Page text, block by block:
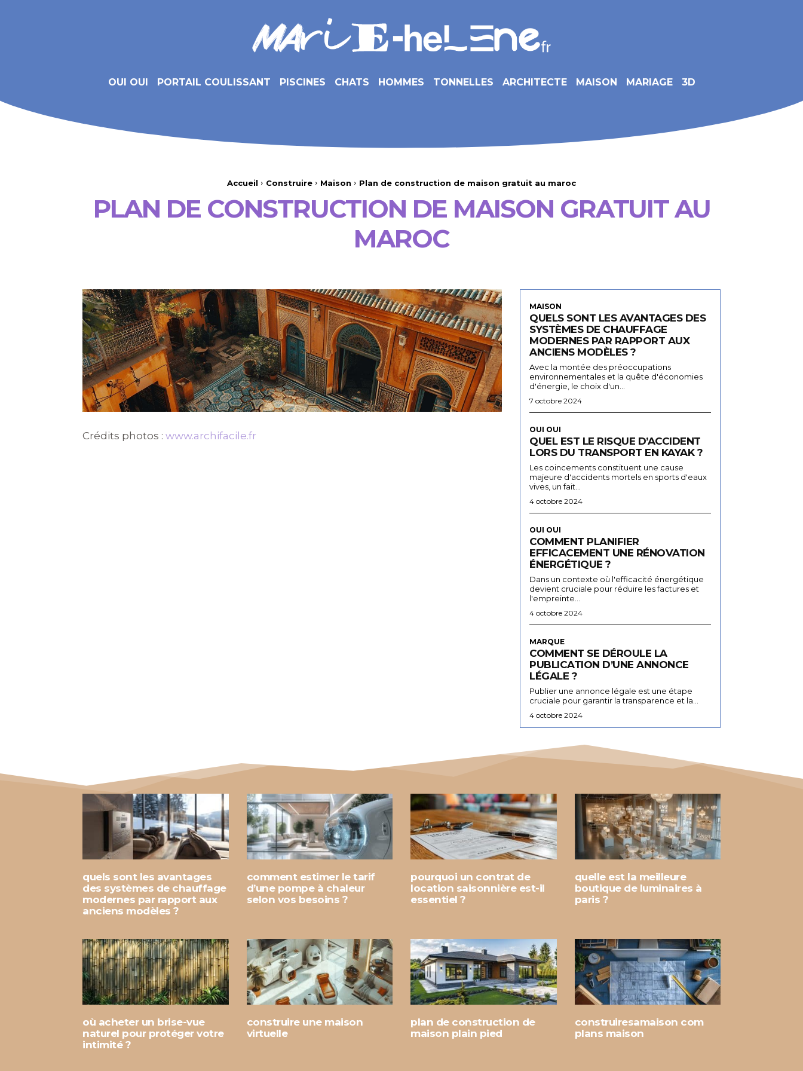
OUI OUI PORTAIL COULISSANT PISCINES CHATS HOMMES TONNELLES ARCHITECTE MAISON MARIAGE 3D
Accueil Construire Maison Plan de construction de maison gratuit au maroc
PLAN DE CONSTRUCTION DE MAISON GRATUIT AU
MAROC
Crédits photos : www.archifacile.fr
MAISON
QUELS SONT LES AVANTAGES DES
SYSTÈMES DE CHAUFFAGE
MODERNES PAR RAPPORT AUX
ANCIENS MODÈLES ?
Avec la montée des préoccupations
environnementales et la quête d'économies
d'énergie, le choix d'un...
7 octobre 2024
OUI OUI
QUEL EST LE RISQUE D’ACCIDENT
LORS DU TRANSPORT EN KAYAK ?
Les coincements constituent une cause
majeure d'accidents mortels en sports d'eaux
vives, un fait...
4 octobre 2024
OUI OUI
COMMENT PLANIFIER
EFFICACEMENT UNE RÉNOVATION
ÉNERGÉTIQUE ?
Dans un contexte où l'efficacité énergétique
devient cruciale pour réduire les factures et
l'empreinte...
4 octobre 2024
MARQUE
COMMENT SE DÉROULE LA
PUBLICATION D’UNE ANNONCE
LÉGALE ?
Publier une annonce légale est une étape
cruciale pour garantir la transparence et la...
4 octobre 2024
quels sont les avantages
des systèmes de chauffage
modernes par rapport aux
anciens modèles ?
comment estimer le tarif
d’une pompe à chaleur
selon vos besoins ?
pourquoi un contrat de
location saisonnière est-il
essentiel ?
quelle est la meilleure
boutique de luminaires à
paris ?
où acheter un brise-vue
naturel pour protéger votre
intimité ?
construire une maison
virtuelle
plan de construction de
maison plain pied
construiresamaison com
plans maison